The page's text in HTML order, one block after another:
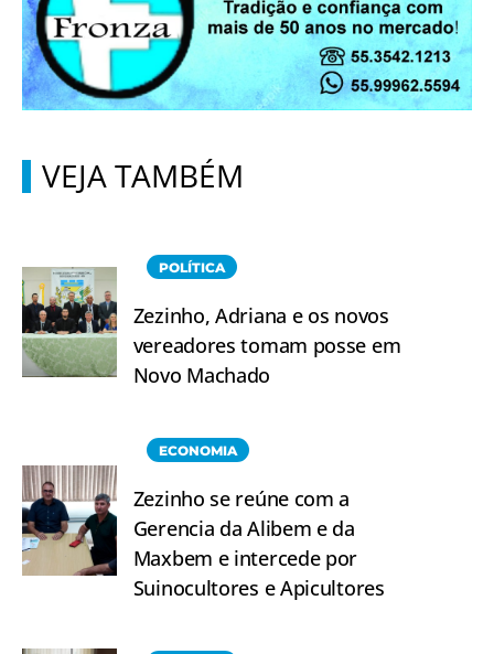
VEJA TAMBÉM
POLÍTICA
Zezinho, Adriana e os novos
vereadores tomam posse em
Novo Machado
ECONOMIA
Zezinho se reúne com a
Gerencia da Alibem e da
Maxbem e intercede por
Suinocultores e Apicultores